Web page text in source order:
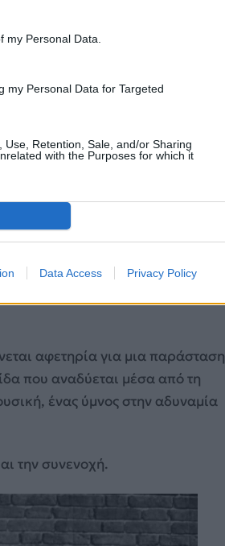
my Personal Data.
my Personal Data for Targeted
Retention, Sale, and/or Sharing
with the Purposes for which it
Data Access Privacy Policy
Θανάση Τριαρίδη. Στην
με το κακό που μας
αφετηρία για μια παράσταση
που αναδύεται μέσα από τη
ένας ύμνος στην αδυναμία
την συνενοχή.